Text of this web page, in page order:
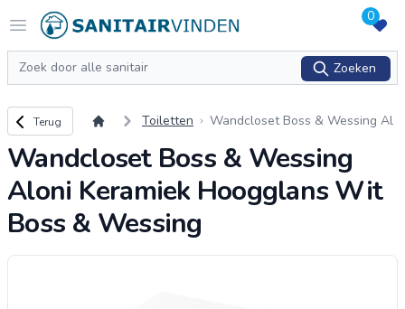
Open menu
Logo sanitairvinden.nl 0
Zoeken
Zoeken
Terug naar overzicht
Terug Toiletten
Wandcloset Boss & Wessing Al
ss & Wessing
Wandcloset Boss & Wessing
Aloni Keramiek Hoogglans Wit
Boss & Wessing